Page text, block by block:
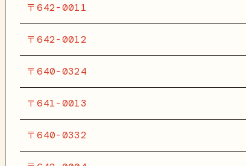
〒642-0011
〒642-0012
〒640-0324
〒641-0013
〒640-0332